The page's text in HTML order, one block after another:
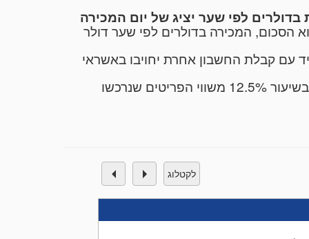
הסכום, המכירה בדולרים לפי שער דולר
עם קבלת החשבון אחרת יחויבו באשראי
ג. בנוסף לאמור לעיל הקונה יחויב וישלם לחברה המוכרת ביחד עם תמורת הפריטים שנרכשו, עמלת כרוז בשיעור 12.5% משווי הפריטים שנרכשו
לקטלוג